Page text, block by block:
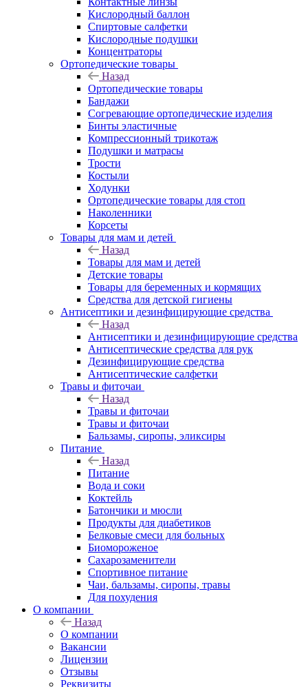
Кислородный баллон
Спиртовые салфетки
Кислородные подушки
Концентраторы
Ортопедические товары
Назад
Ортопедические товары
Бандажи
Согревающие ортопедические изделия
Бинты эластичные
Компрессионный трикотаж
Подушки и матрасы
Трости
Костыли
Ходунки
Ортопедические товары для стоп
Наколенники
Корсеты
Товары для мам и детей
Назад
Товары для мам и детей
Детские товары
Товары для беременных и кормящих
Средства для детской гигиены
Антисептики и дезинфицирующие средства
Назад
Антисептики и дезинфицирующие средства
Антисептические средства для рук
Дезинфицирующие средства
Антисептические салфетки
Травы и фиточаи
Назад
Травы и фиточаи
Травы и фиточаи
Бальзамы, сиропы, эликсиры
Питание
Назад
Питание
Вода и соки
Коктейль
Батончики и мюсли
Продукты для диабетиков
Белковые смеси для больных
Биомороженое
Сахарозаменители
Спортивное питание
Чаи, бальзамы, сиропы, травы
Для похудения
О компании
Назад
О компании
Вакансии
Лицензии
Отзывы
Реквизиты